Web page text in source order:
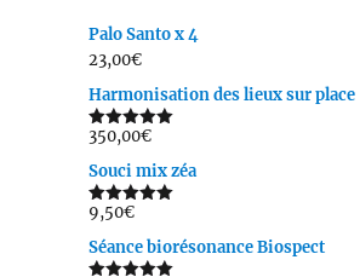
Palo Santo x 4
23,00€
Harmonisation des lieux sur place
Note5.00
350,00€
Souci mix zéa
Note5.00
9,50€
Séance biorésonance Biospect